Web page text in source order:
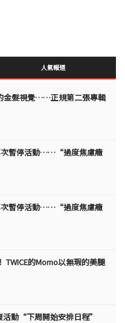
人氣報道
金髮視覺……正規第二張專輯
次暫停活動……“過度焦慮癥
次暫停活動……“過度焦慮癥
TWICE的Momo以無瑕的美腿
活動“下周開始安排日程”